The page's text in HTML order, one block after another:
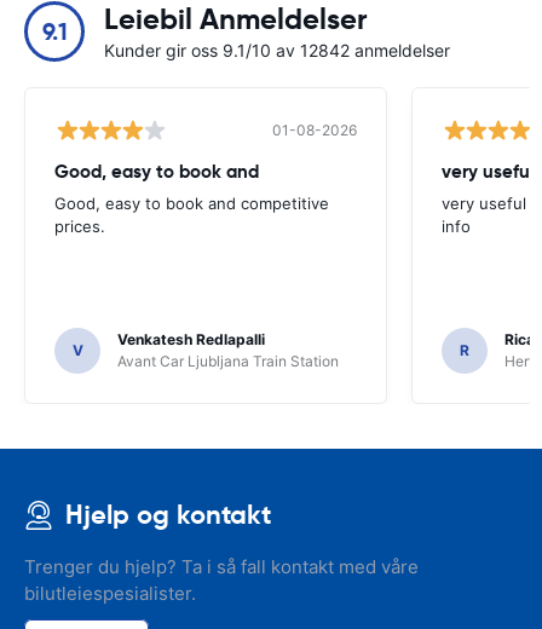
9.1 Leiebil Anmeldelser
Kunder gir oss 9.1/10 av 12842 anmeldelser
01-08-2026
Good, easy to book and
Good, easy to book and competitive
prices.
V
Venkatesh Redlapalli
Avant Car Ljubljana Train Station
very useful
very useful
info
R
Hjelp og kontakt
Trenger du hjelp? Ta i så fall kontakt med våre
bilutleiespesialister.